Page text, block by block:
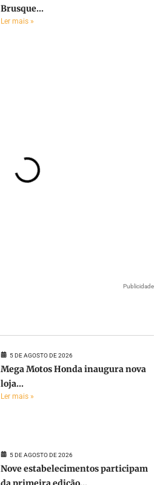
Brusque...
Ler mais »
Publicidade
5 DE AGOSTO DE 2026
Mega Motos Honda inaugura nova
loja...
Ler mais »
5 DE AGOSTO DE 2026
Nove estabelecimentos participam